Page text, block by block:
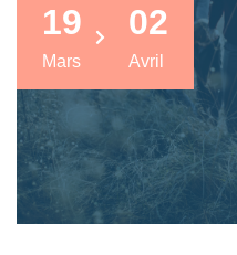
19
Mars
02
Avril